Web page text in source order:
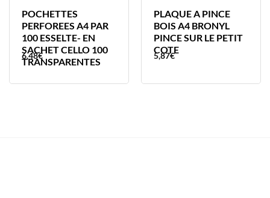
POCHETTES
PERFOREES A4 PAR
100 ESSELTE- EN
SACHET CELLO 100
TRANSPARENTES
6,48€
PLAQUE A PINCE
BOIS A4 BRONYL
PINCE SUR LE PETIT
COTE
5,87€